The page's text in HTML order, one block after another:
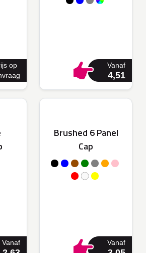
op
Vanaf
4,51
Vanaf
Brushed 6 Panel
Cap
Vanaf